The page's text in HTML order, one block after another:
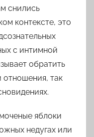
снились
контексте, это
с интимной
обратить
отношения, так
яблоки
недугах или